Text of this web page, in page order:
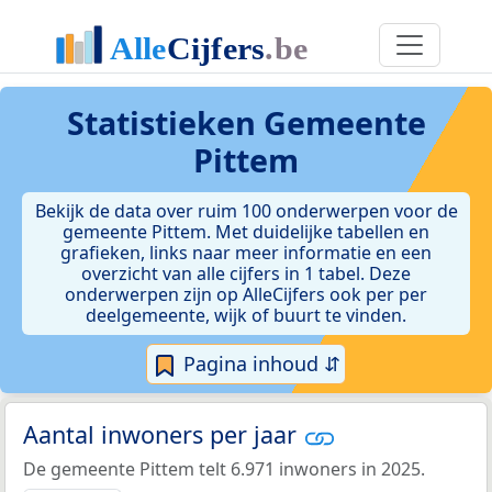
Statistieken Gemeente
Pittem
Bekijk de data over ruim 100 onderwerpen voor de
gemeente Pittem. Met duidelijke tabellen en
grafieken, links naar meer informatie en een
overzicht van alle cijfers in 1 tabel. Deze
onderwerpen zijn op AlleCijfers ook per per
deelgemeente, wijk of buurt te vinden.
Pagina inhoud ⇵
Aantal inwoners per jaar
De gemeente Pittem telt 6.971 inwoners in 2025.